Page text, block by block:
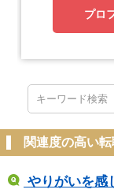
プロ
関連度の高い
やりがいを感